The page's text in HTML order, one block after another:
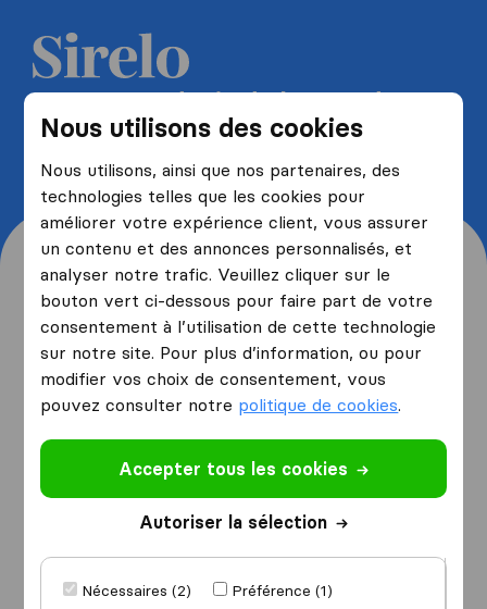
Nous utilisons des cookies
Nous utilisons, ainsi que nos partenaires, des
technologies telles que les cookies pour
améliorer votre expérience client, vous assurer
un contenu et des annonces personnalisés, et
analyser notre trafic. Veuillez cliquer sur le
bouton vert ci-dessous pour faire part de votre
consentement à l’utilisation de cette technologie
sur notre site. Pour plus d’information, ou pour
modifier vos choix de consentement, vous
pouvez consulter notre politique de cookies.
Accepter tous les cookies
Autoriser la sélection
Nécessaires (2)
Préférence (1)
Recevez 5 devis de la part de
déménageurs et économisez
jusqu'à 40%
Origine et destination de
votre déménagement
Je déménagedepuis
Je déménagevers